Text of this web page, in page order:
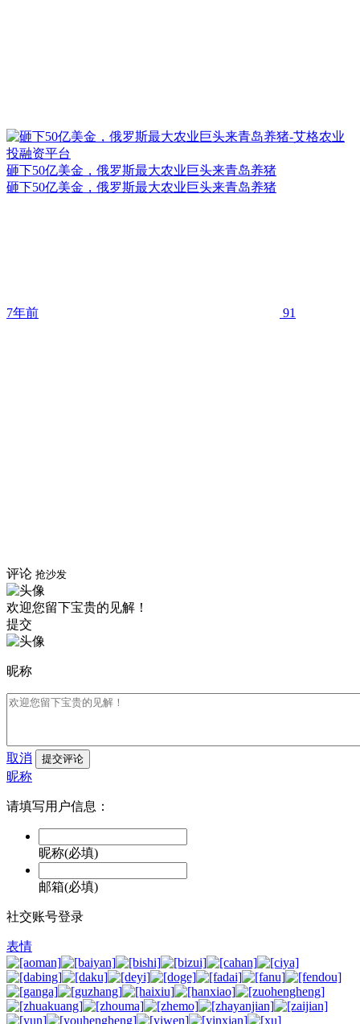
砸下50亿美金，俄罗斯最大农业巨头来青岛养猪
砸下50亿美金，俄罗斯最大农业巨头来青岛养猪
7年前 91
评论 抢沙发
欢迎您留下宝贵的见解！
提交
昵称
取消 提交评论
昵称
请填写用户信息：
昵称(必填)
邮箱(必填)
社交账号登录
表情